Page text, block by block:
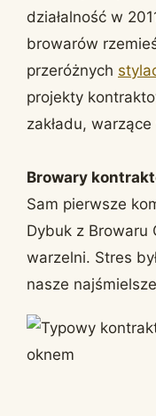
działalność w
browarów
przeróżnych
projekty
zakładu,
Browary
Sam pierwsze
Dybuk z Browaru
warzelni. Stres
nasze